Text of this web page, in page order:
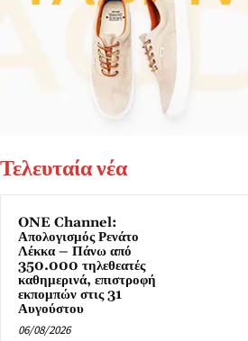
Τελευταία νέα
ONE Channel:
Απολογισμός Ρενάτο
Λέκκα – Πάνω από
350.000 τηλεθεατές
καθημερινά, επιστροφή
εκπομπών στις 31
Αυγούστου
06/08/2026